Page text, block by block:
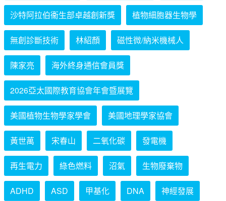
沙特阿拉伯衞生部卓越創新獎 植物細胞器生物學
無創診斷技術 林紹顏 磁性微/納米機械人
陳家亮 海外終身通信會員獎
2026亞太國際教育協會年會暨展覽
美國植物生物學家學會 美國地理學家協會
黃世萬 宋春山 二氧化碳 發電機
再生電力 綠色燃料 沼氣 生物廢棄物
ADHD ASD 甲基化 DNA 神經發展